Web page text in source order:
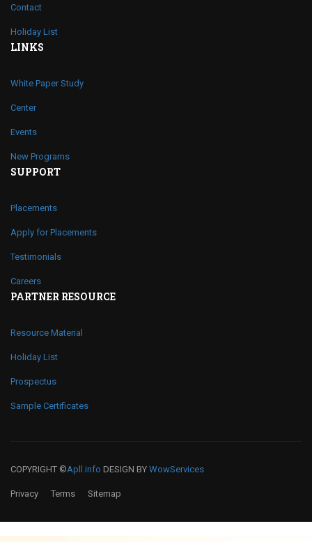
Contact
Holiday List
LINKS
White Paper Study
Center
Events
New Programs
SUPPORT
Placements
Apply for Placements
Testimonials
Careers
PARTNER RESOURCE
Resource Material
Holiday List
Prospectus
Sample Certificates
COPYRIGHT ©Apll.info DESIGN BY WowServices
Privacy Terms Sitemap